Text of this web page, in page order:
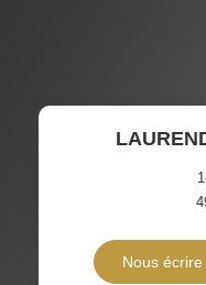
TAXE FONCIÈRE
RÉSULTATS DES LYCÉES
Nous écrire